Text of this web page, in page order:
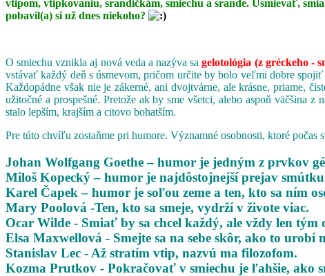
vtipom, vtipkovaniu, srandičkám, smiechu a srande. Usmievať,
pobavil(a) si už dnes niekoho?
O smiechu vznikla aj nová veda a nazýva sagelotológia (z gréckeho -
vstávať každý deň s úsmevom, pričom určite by bolo veľmi dobre
Každopádne však nie je zákerné, ani dvojtvárne, ale krásne, priame,
užitočné a prospešné. Pretože ak by sme všetci, alebo aspoň väčšina
stalo lepším, krajším a citovo bohatším.
Pre túto chvíľu zostaňme pri humore. Významné osobnosti, ktoré
Johan Wolfgang Goethe – humor je jedným z prvkov
Miloš Kopecký – humor je najdôstojnejší prejav
Karel Čapek – humor je soľou zeme a ten, kto sa ním
Mary Poolová -Ten, kto sa smeje, vydrží v živote viac.
Ocar Wilde - Smiať by sa chcel každý, ale vždy len tým
Elsa Maxwellová - Smejte sa na sebe skôr, ako to urobí
Stanislav Lec - Až stratím vtip, nazvú ma filozofom.
Kozma Prutkov - Pokračovať v smiechu je ľahšie, ako